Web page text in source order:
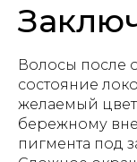
Волосы после
состояние
желаемый
бережному
пигмента под